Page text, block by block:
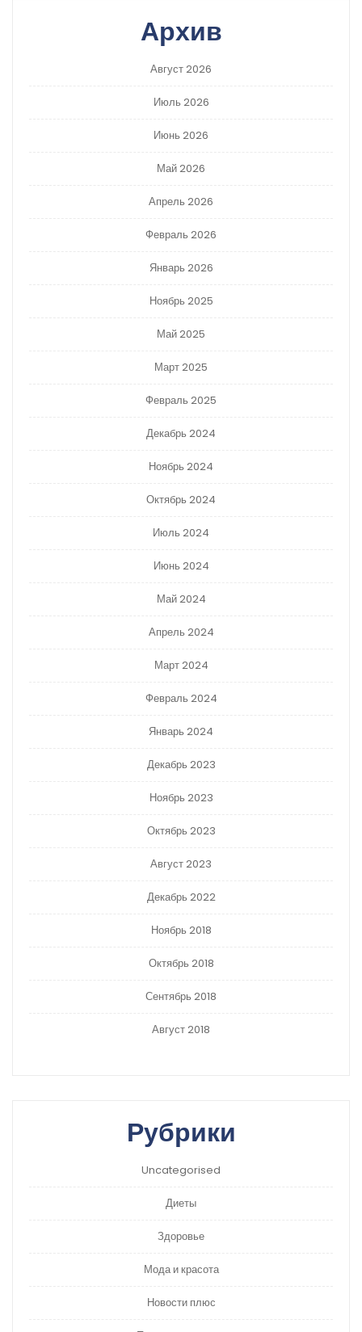
Архив
Август 2026
Июль 2026
Июнь 2026
Май 2026
Апрель 2026
Февраль 2026
Январь 2026
Ноябрь 2025
Май 2025
Март 2025
Февраль 2025
Декабрь 2024
Ноябрь 2024
Октябрь 2024
Июль 2024
Июнь 2024
Май 2024
Апрель 2024
Март 2024
Февраль 2024
Январь 2024
Декабрь 2023
Ноябрь 2023
Октябрь 2023
Август 2023
Декабрь 2022
Ноябрь 2018
Октябрь 2018
Сентябрь 2018
Август 2018
Рубрики
Uncategorised
Диеты
Здоровье
Мода и красота
Новости плюс